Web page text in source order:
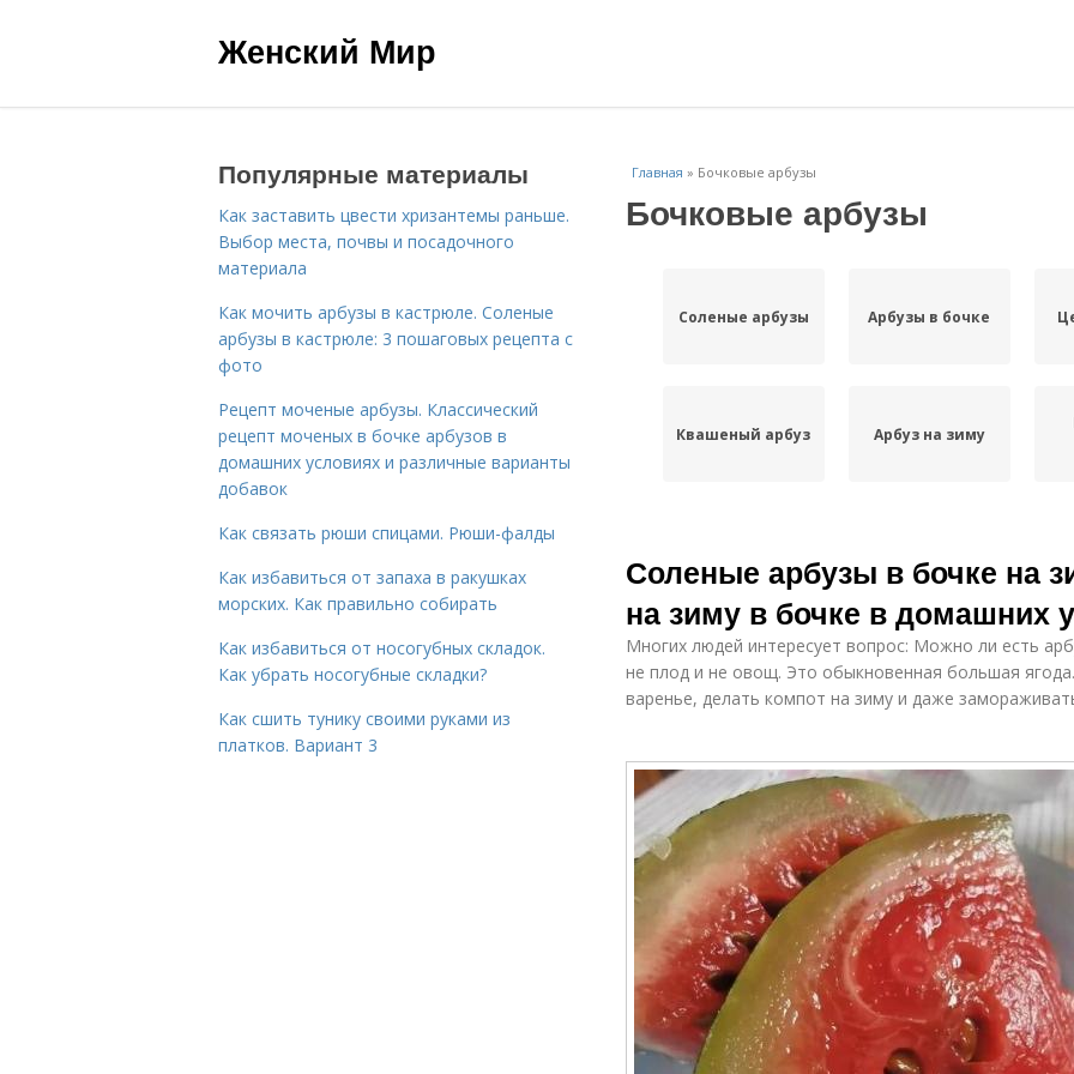
Женский Мир
Главная » Бочковые арбузы
Бочковые арбузы
Соленые арбузы Арбузы в бочке
Квашеный арбуз Арбуз на зиму
арбузном соке
ведре
Арбузы с
чесноком
Арбуз с зеленым
луком
Моченые арбузы Арбузы в банке
Арбуз с
горчицей
Ингредиенты
для квашеный
арбуз
Вкусные арбузы Арбузы в банках
Соленые арбузы в бочке на
на зиму в бочке в домашних
Многих людей интересует вопрос: Можно ли есть
не плод и не овощ. Это обыкновенная большая
варенье, делать компот на зиму и даже
Популярные материалы
Как заставить цвести хризантемы раньше.
Выбор места, почвы и посадочного
материала
Как мочить арбузы в кастрюле. Соленые
арбузы в кастрюле: 3 пошаговых рецепта с
фото
Рецепт моченые арбузы. Классический
рецепт моченых в бочке арбузов в
домашних условиях и различные варианты
добавок
Как связать рюши спицами. Рюши-фалды
Как избавиться от запаха в ракушках
морских. Как правильно собирать
Как избавиться от носогубных складок.
Как убрать носогубные складки?
Как сшить тунику своими руками из
платков. Вариант 3